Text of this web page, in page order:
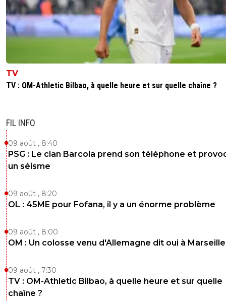
TV
TV : OM-Athletic Bilbao, à quelle heure et sur quelle chaîne ?
FIL INFO
09 août , 8:40
PSG : Le clan Barcola prend son téléphone et
un séisme
09 août , 8:20
OL : 45ME pour Fofana, il y a un énorme problème
09 août , 8:00
OM : Un colosse venu d'Allemagne dit oui à Marseille
09 août , 7:30
TV : OM-Athletic Bilbao, à quelle heure et sur quelle
chaîne ?